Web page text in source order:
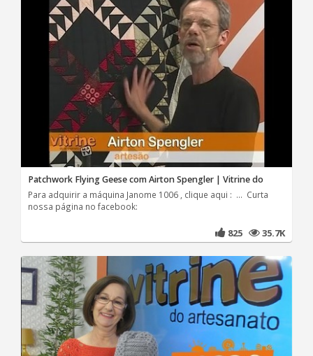
Patchwork Flying Geese com Airton Spengler | Vitrine do
Para adquirir a máquina Janome 1006 , clique aqui : ... Curta
nossa página no facebook:
825 35.7K